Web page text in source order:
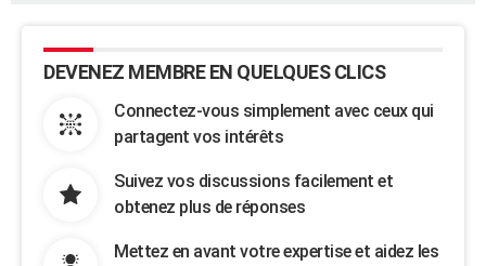
DEVENEZ MEMBRE EN QUELQUES CLICS
Connectez-vous simplement avec ceux qui
partagent vos intérêts
Suivez vos discussions facilement et
obtenez plus de réponses
Mettez en avant votre expertise et aidez les